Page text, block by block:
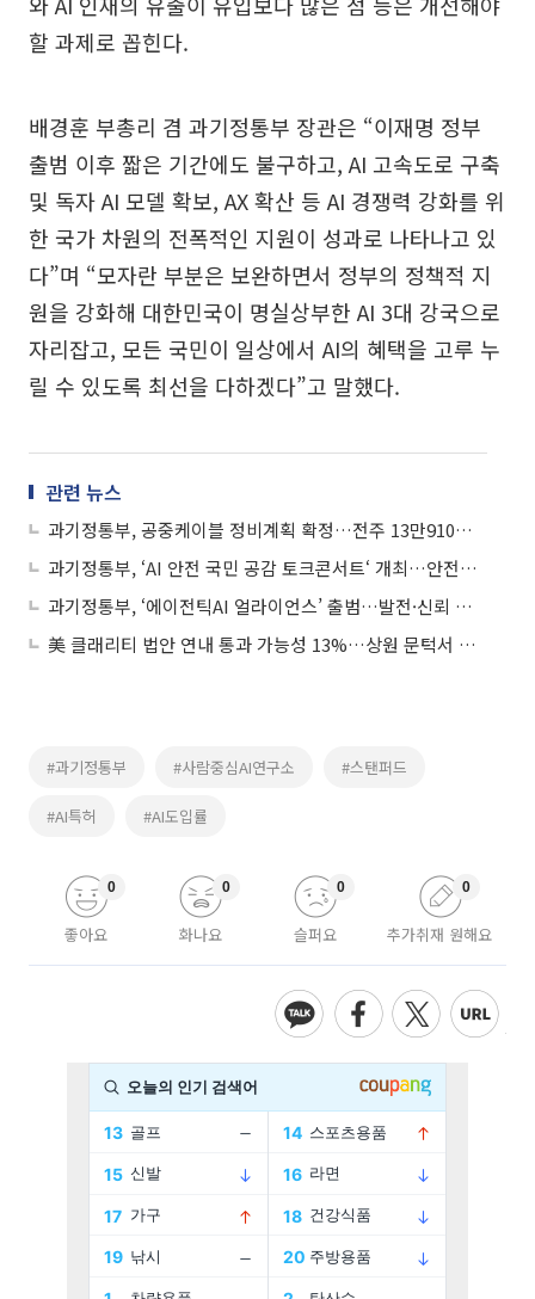
할 과제로 꼽힌다.
배경훈 부총리 겸 과기정통부 장관은 “이재명 정부
출범 이후 짧은 기간에도 불구하고, AI 고속도로 구축
및 독자 AI 모델 확보, AX 확산 등 AI 경쟁력 강화를 위
한 국가 차원의 전폭적인 지원이 성과로 나타나고 있
다”며 “모자란 부분은 보완하면서 정부의 정책적 지
원을 강화해 대한민국이 명실상부한 AI 3대 강국으로
자리잡고, 모든 국민이 일상에서 AI의 혜택을 고루 누
릴 수 있도록 최선을 다하겠다”고 말했다.
관련 뉴스
과기정통부, 공중케이블 정비계획 확정…전주 13만910본 정비
과기정통부, ‘AI 안전 국민 공감 토크콘서트‘ 개최…안전한 AI 미래 함께 그린다
과기정통부, ‘에이전틱AI 얼라이언스’ 출범…발전·신뢰 모두 챙긴다
美 클래리티 법안 연내 통과 가능성 13%…상원 문턱서 제동
#과기정통부 #사람중심AI연구소 #스탠퍼드
#AI특허 #AI도입률
좋아요
0
화나요
0
슬퍼요
0
추가취재 원해요
0